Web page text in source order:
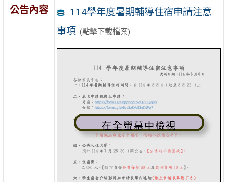
公告內容
114學年度暑期輔導住宿申請注意
事項 (點擊下載檔案)
在全螢幕中檢視